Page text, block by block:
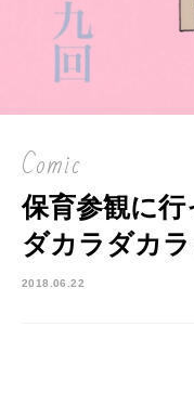
Comic
保育参観に
ダカラダカラ
2018.06.22